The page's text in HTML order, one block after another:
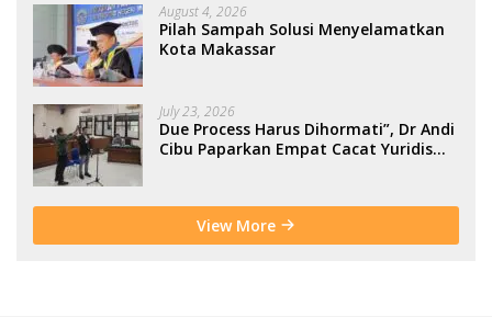
August 4, 2026
Pilah Sampah Solusi Menyelamatkan
Kota Makassar
July 23, 2026
Due Process Harus Dihormati”, Dr Andi
Cibu Paparkan Empat Cacat Yuridis
View More